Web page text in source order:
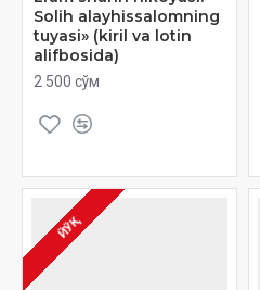
Solih alayhissalomning
tuyasi» (kiril va lotin
alifbosida)
2 500 сўм
ЙЎҚ